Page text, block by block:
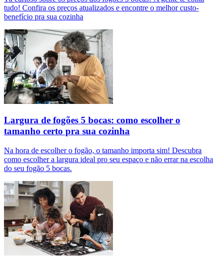
tudo! Confira os preços atualizados e encontre o melhor custo-
benefício pra sua cozinha
Largura de fogões 5 bocas: como escolher o
tamanho certo pra sua cozinha
Na hora de escolher o fogão, o tamanho importa sim! Descubra
como escolher a largura ideal pro seu espaço e não errar na escolha
do seu fogão 5 bocas.